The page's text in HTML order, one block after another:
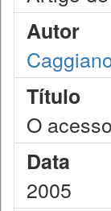
Autor
Título
O
Data
2005